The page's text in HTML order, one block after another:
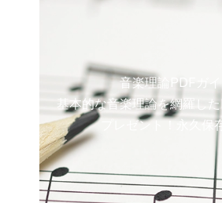
音楽理論PDFガイ
基本的な音楽理論を網羅し
プレゼント！永久保